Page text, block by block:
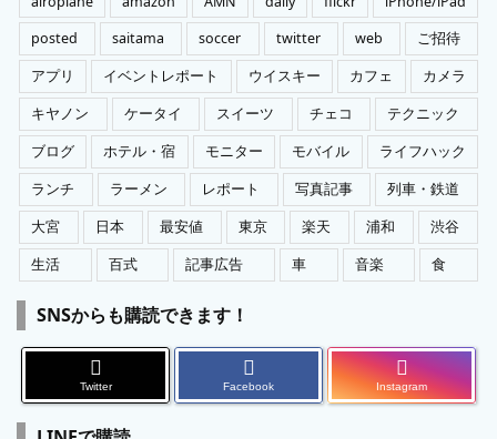
posted
saitama soccer twitter web
ご招待
アプリ
イベントレポート ウイスキー カフェ
カメラ
キヤノン
ケータイ スイーツ チェコ
テクニック
ブログ
ホテル・宿 モニター モバイル
ライフハック
ランチ
ラーメン レポート 写真記事
列車・鉄道
大宮
日本 最安値 東京 楽天 浦和
渋谷
生活
百式 記事広告 車 音楽 食
SNSからも購読できます！
Twitter Facebook Instagram